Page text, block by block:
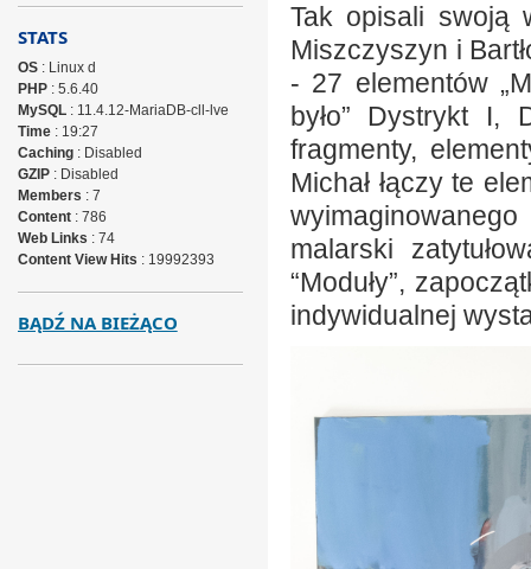
Tak opisali swoją
Miszczyszyn i
- 27 elementów
było” Dystrykt I,
fragmenty,
Michał łączy te
malarski
“Moduły”,
indywidualnej
STATS
OS: Linux d
PHP: 5.6.40
MySQL: 11.4.12-MariaDB-cll-lve
Time: 19:27
Caching: Disabled
GZIP: Disabled
Members : 7
Content: 786
Web Links : 74
Content View Hits : 19992393
BĄDŹ NA BIEŻĄCO